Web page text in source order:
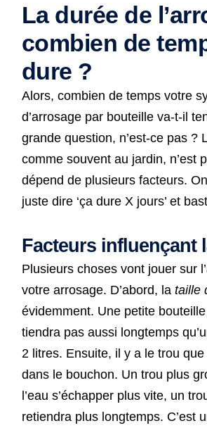
La durée de
combien de
dure ?
Alors, combien de temps votre
d’arrosage par bouteille va-t-il
grande question, n’est-ce pas ?
comme souvent au jardin, n’est
dépend de plusieurs facteurs.
juste dire ‘ça dure X jours’ et
Facteurs influençant
Plusieurs choses vont jouer sur
votre arrosage. D’abord, la taille
évidemment. Une petite
tiendra pas aussi longtemps
2 litres. Ensuite, il y a le trou
dans le bouchon. Un trou plus
l’eau s’échapper plus vite, un
retiendra plus longtemps. C’est